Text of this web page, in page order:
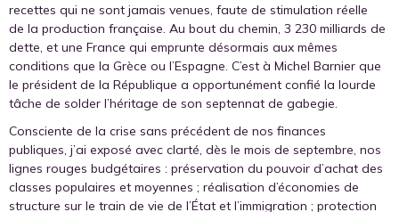
recettes qui ne sont jamais venues, faute de stimulation réelle
de la production française. Au bout du chemin, 3 230 milliards de
dette, et une France qui emprunte désormais aux mêmes
conditions que la Grèce ou l’Espagne. C’est à Michel Barnier que
le président de la République a opportunément confié la lourde
tâche de solder l’héritage de son septennat de gabegie.
Consciente de la crise sans précédent de nos finances
publiques, j’ai exposé avec clarté, dès le mois de septembre, nos
lignes rouges budgétaires : préservation du pouvoir d’achat des
classes populaires et moyennes ; réalisation d’économies de
structure sur le train de vie de l’État et l’immigration ; protection